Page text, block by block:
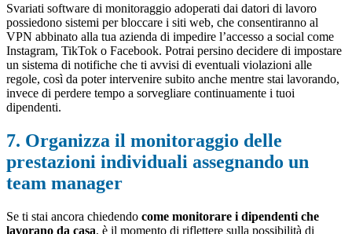
Svariati software di monitoraggio adoperati dai datori di lavoro
possiedono sistemi per bloccare i siti web, che consentiranno al
VPN abbinato alla tua azienda di impedire l’accesso a social come
Instagram, TikTok o Facebook. Potrai persino decidere di impostare
un sistema di notifiche che ti avvisi di eventuali violazioni alle
regole, così da poter intervenire subito anche mentre stai lavorando,
invece di perdere tempo a sorvegliare continuamente i tuoi
dipendenti.
7. Organizza il monitoraggio delle
prestazioni individuali assegnando un
team manager
Se ti stai ancora chiedendo come monitorare i dipendenti che
lavorano da casa, è il momento di riflettere sulla possibilità di